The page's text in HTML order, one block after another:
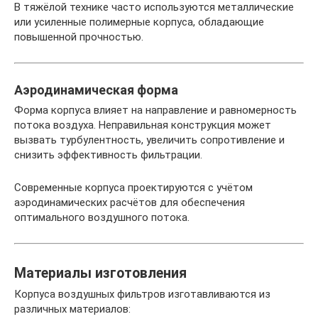
В тяжёлой технике часто используются металлические
или усиленные полимерные корпуса, обладающие
повышенной прочностью.
Аэродинамическая форма
Форма корпуса влияет на направление и равномерность
потока воздуха. Неправильная конструкция может
вызвать турбулентность, увеличить сопротивление и
снизить эффективность фильтрации.
Современные корпуса проектируются с учётом
аэродинамических расчётов для обеспечения
оптимального воздушного потока.
Материалы изготовления
Корпуса воздушных фильтров изготавливаются из
различных материалов: